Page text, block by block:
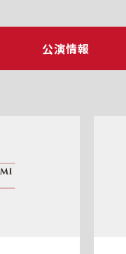
公演情報